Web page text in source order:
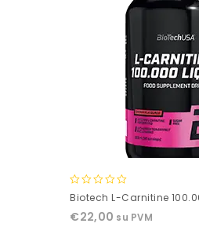
0
of
Biotech L-Carnitine
€22,00 su PVM